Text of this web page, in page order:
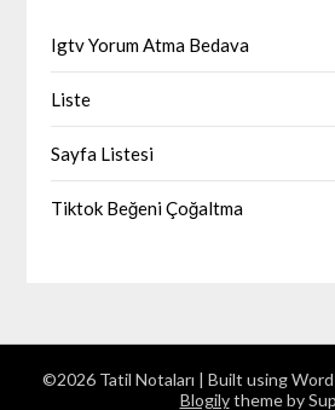
Igtv Yorum Atma Bedava
Liste
Sayfa Listesi
Tiktok Beğeni Çoğaltma
©2026 Tatil Notaları | Built using
Blogilytheme by